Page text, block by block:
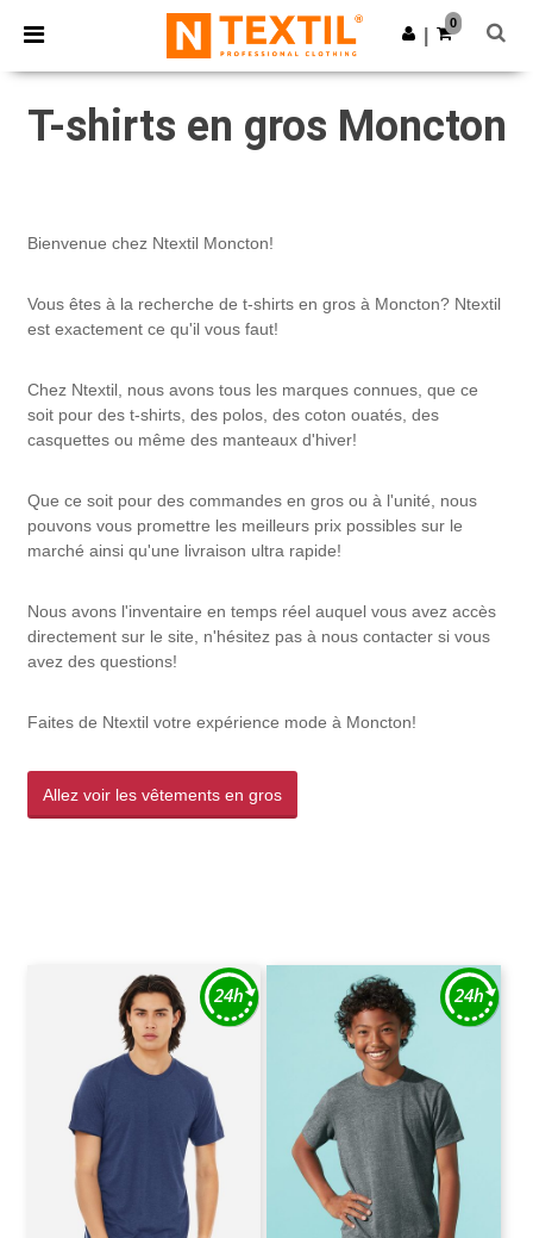
× Appli Ntextil
Meilleurs prix sur l’app !
Obtenir l'appli
0
T-shirts en gros Moncton
Bienvenue chez Ntextil Moncton!
Vous êtes à la recherche de t-shirts en gros à Moncton? Ntextil
est exactement ce qu'il vous faut!
Chez Ntextil, nous avons tous les marques connues, que ce
soit pour des t-shirts, des polos, des coton ouatés, des
casquettes ou même des manteaux d'hiver!
Que ce soit pour des commandes en gros ou à l'unité, nous
pouvons vous promettre les meilleurs prix possibles sur le
marché ainsi qu'une livraison ultra rapide!
Nous avons l'inventaire en temps réel auquel vous avez accès
directement sur le site, n'hésitez pas à nous contacter si vous
avez des questions!
Faites de Ntextil votre expérience mode à Moncton!
Allez voir les vêtements en gros